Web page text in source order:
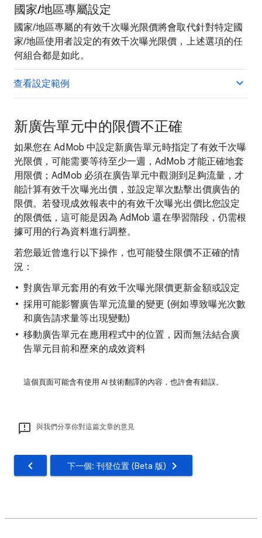
國家/地區專屬設定
國家/地區專屬的有效千次曝光限價將會取代針對特定國
家/地區使用者設定的有效千次曝光限價，上述選項的任
何組合都是如此。
查看設定範例
新廣告單元中的限價不正確
如果您在 AdMob 中設定新廣告單元時指定了有效千次曝
光限價，可能需要等待至少一週，AdMob 才能正確地套
用限價；AdMob 必須在廣告單元中觀測到足夠流量，才
能計算有效千次曝光出價，並設定單次點擊出價廣告的
限價。若發現成效報表中的有效千次曝光出價比您設定
的限價低，這可能是因為 AdMob 還在學習階段，仍需根
據可用的行為資料進行調整。
若您最近曾進行以下操作，也可能發生限價不正確的情
況：
對廣告單元套用的有效千次曝光限價更新金額或設定
採用可能影響廣告單元流量的變更 (例如導致曝光次數
和廣告請求量等出現變動)
移動廣告單元在應用程式中的位置，因而無法結合廣
告單元目前和歷來的成效資料
這個頁面可能含有使用 AI 技術翻譯的內容，也許會有錯誤。
與我們分享你對這篇文章的意見
下一個: 刊登位置 (Beta 版)